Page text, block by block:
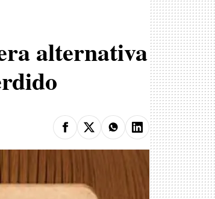
alternativa